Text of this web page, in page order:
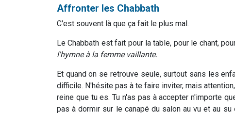
Affronter les Chabbath
C'est souvent là que ça fait le plus mal.
Le Chabbath est fait pour la table, pour le chant,
l'hymne à la femme vaillante.
Et quand on se retrouve seule, surtout sans les
difficile. N'hésite pas à te faire inviter, mais
reine que tu es. Tu n'as pas à accepter n'importe
pas à dormir sur le canapé du salon au vu et au